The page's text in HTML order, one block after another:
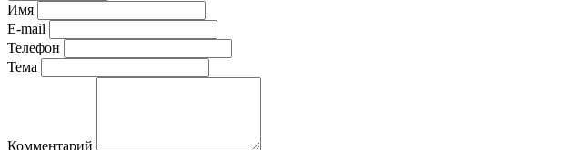
Имя
E-mail
Телефон
Тема
Комментарий